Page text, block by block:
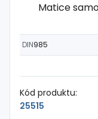
Matice
DIN985
Kód produktu:
25515